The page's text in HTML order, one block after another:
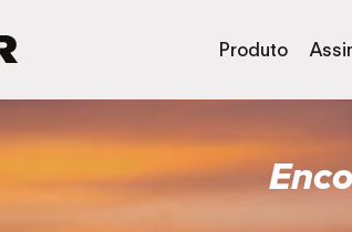
n
Produto